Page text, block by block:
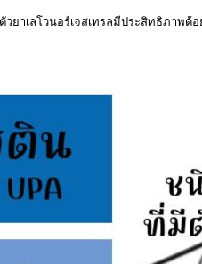
ยาเลโวนอร์เจสเทรลมีประสิทธิภา